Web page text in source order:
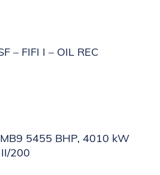
– FIFI I – OIL REC
5455 BHP, 4010 kW
200